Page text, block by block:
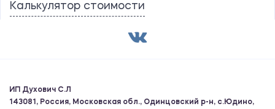
Калькулятор стоимости
ИП Духович С.Л
143081, Россия, Московская обл., Одинцовский р-н, с.Юдино,